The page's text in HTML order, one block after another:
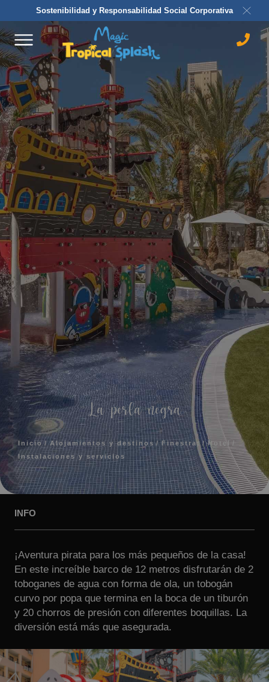
Sostenibilidad y Responsabilidad Social Corporativa
La perla negra
Inicio Alojamientos y destinos Finestrat
Hotel
Instalaciones y servicios
INFO
¡Aventura pirata para los más pequeños de la casa!
En este increíble barco de 12 metros disfrutarán de 2
toboganes de agua con forma de ola, un tobogán
curvo por popa que termina en la boca de un tiburón
y 20 chorros de presión con diferentes boquillas. La
diversión está más que asegurada.